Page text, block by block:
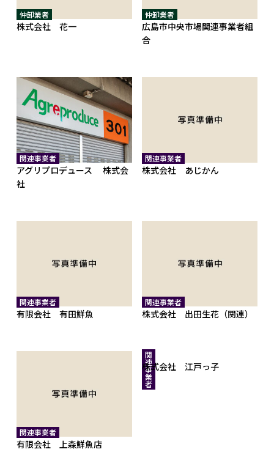
仲卸業者
株式会社 花一
仲卸業者
広島市中央市場関連事業者組
合
関連事業者
アグリプロデュース 株式会
社
関連事業者
株式会社 あじかん
関連事業者
有限会社 有田鮮魚
関連事業者
株式会社 出田生花（関連）
関連事業者
有限会社 上森鮮魚店
関
連
事
業
者
株式会社 江戸っ子